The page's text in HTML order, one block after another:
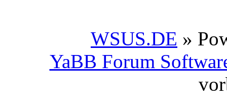
WSUS.DE »
YaBB Forum